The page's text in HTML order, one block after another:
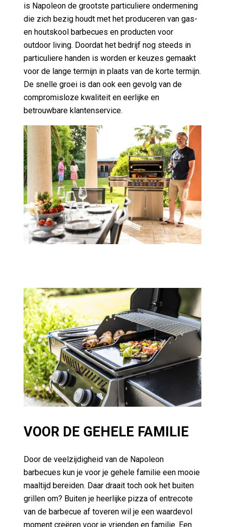
is Napoleon de grootste particuliere ondermening
die zich bezig houdt met het produceren van gas-
en houtskool barbecues en producten voor
outdoor living. Doordat het bedrijf nog steeds in
particuliere handen is worden er keuzes gemaakt
voor de lange termijn in plaats van de korte termijn.
De snelle groei is dan ook een gevolg van de
compromisloze kwaliteit en eerlijke en
betrouwbare klantenservice.
VOOR DE GEHELE FAMILIE
Door de veelzijdigheid van de Napoleon
barbecues kun je voor je gehele familie een mooie
maaltijd bereiden. Daar draait toch ook het buiten
grillen om? Buiten je heerlijke pizza of entrecote
van de barbecue af toveren wil je een waardevol
moment creëren voor je vrienden en familie. Een